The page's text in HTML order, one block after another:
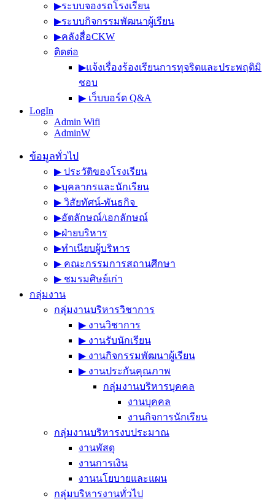
▶︎ระบบจองรถโรงเรียน
▶︎ระบบกิจกรรมพัฒนาผู้เรียน
▶︎คลังสื่อCKW
ติดต่อ
▶︎แจ้งเรื่องร้องเรียนการทุจริตและประพฤติมิ
ชอบ
▶︎ เว็บบอร์ด Q&A
LogIn
Admin Wifi
AdminW
ข้อมูลทั่วไป
▶︎ ประวัติของโรงเรียน
▶︎บุคลากรและนักเรียน
▶︎ วิสัยทัศน์-พันธกิจ
▶︎อัตลักษณ์/เอกลักษณ์
▶︎ฝ่ายบริหาร
▶︎ทำเนียบผู้บริหาร
▶︎ คณะกรรมการสถานศึกษา
▶︎ ชมรมศิษย์เก่า
กลุ่มงาน
กลุ่มงานบริหารวิชาการ
▶︎ งานวิชาการ
▶︎ งานรับนักเรียน
▶︎ งานกิจกรรมพัฒนาผู้เรียน
▶︎ งานประกันคุณภาพ
กลุ่มงานบริหารบุคคล
งานบุคคล
งานกิจการนักเรียน
กลุ่มงานบริหารงบประมาณ
งานพัสดุ
งานการเงิน
งานนโยบายและแผน
กลุ่มบริหารงานทั่วไป